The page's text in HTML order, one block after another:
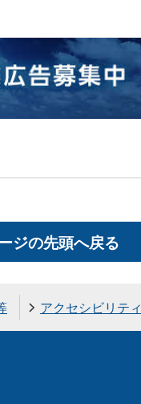
ジの先頭へ戻る
アクセシビリティ